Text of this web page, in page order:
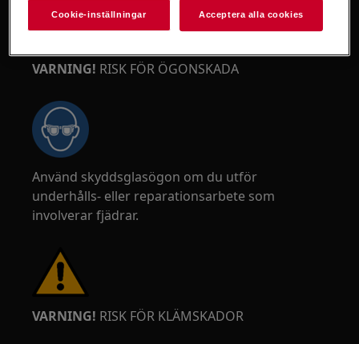
VARNING! RISK FÖR ÖGONSKADA
Använd skyddsglasögon om du utför
underhålls- eller reparationsarbete som
involverar fjädrar.
VARNING! RISK FÖR KLÄMSKADOR
Cookie-inställningar Acceptera alla cookies